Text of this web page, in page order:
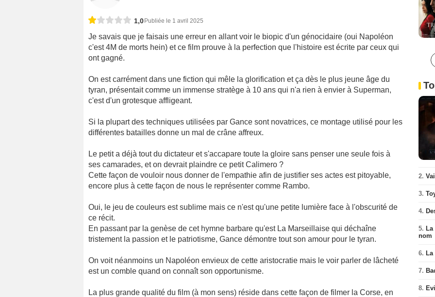
1,0Publiée le 1 avril 2025
Je savais que je faisais une erreur en allant voir le biopic d'un génocidaire (oui Napoléon
c'est 4M de morts hein) et ce film prouve à la perfection que l'histoire est écrite par ceux qui
ont gagné.
On est carrément dans une fiction qui mêle la glorification et ça dès le plus jeune âge du
tyran, présentait comme un immense stratège à 10 ans qui n'a rien à envier à Superman,
c'est d'un grotesque affligeant.
Si la plupart des techniques utilisées par Gance sont novatrices, ce montage utilisé pour les
différentes batailles donne un mal de crâne affreux.
Le petit a déjà tout du dictateur et s'accapare toute la gloire sans penser une seule fois à
ses camarades, et on devrait plaindre ce petit Calimero ?
Cette façon de vouloir nous donner de l'empathie afin de justifier ses actes est pitoyable,
encore plus à cette façon de nous le représenter comme Rambo.
Oui, le jeu de couleurs est sublime mais ce n'est qu'une petite lumière face à l'obscurité de
ce récit.
En passant par la genèse de cet hymne barbare qu'est La Marseillaise qui déchaîne
tristement la passion et le patriotisme, Gance démontre tout son amour pour le tyran.
On voit néanmoins un Napoléon envieux de cette aristocratie mais le voir parler de lâcheté
est un comble quand on connaît son opportunisme.
La plus grande qualité du film (à mon sens) réside dans cette façon de filmer la Corse, en
2.
3.
4.
5.
nom
6.
7.
8.